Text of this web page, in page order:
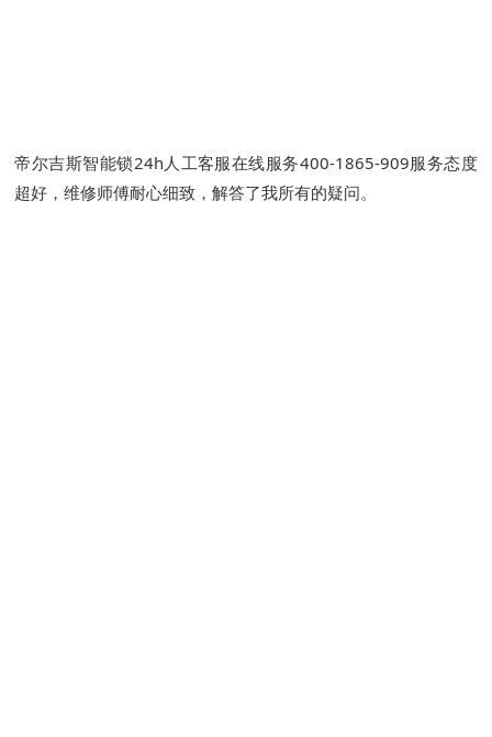
帝尔吉斯智能锁24h人工客服在线服务400-1865-909服务态度
超好，维修师傅耐心细致，解答了我所有的疑问。